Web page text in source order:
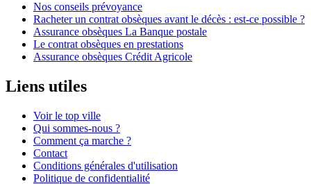
Nos conseils prévoyance
Racheter un contrat obsèques avant le décès : est-ce possible ?
Assurance obsèques La Banque postale
Le contrat obsèques en prestations
Assurance obsèques Crédit Agricole
Liens utiles
Voir le top ville
Qui sommes-nous ?
Comment ça marche ?
Contact
Conditions générales d'utilisation
Politique de confidentialité